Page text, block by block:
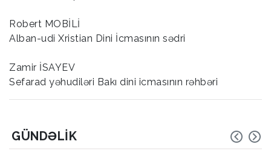
Robert MOBİLİ
Alban-udi Xristian Dini İcmasının sədri
Zamir İSAYEV
Sefarad yəhudiləri Bakı dini icmasının rəhbəri
GÜNDƏLIK